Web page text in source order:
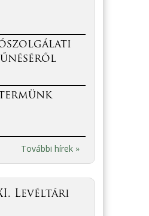
További hírek »
Levéltári